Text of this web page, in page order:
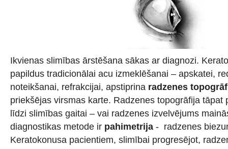
Ikvienas slimības ārstēšana sākas ar diagnozi.
papildus tradicionālai acu izmeklēšanai – apskatei,
noteikšanai, refrakcijai, apstiprina radzenes
priekšējas virsmas karte. Radzenes topogrāfija tāpat
līdzi slimības gaitai – vai radzenes izvelvējums
diagnostikas metode ir pahimetrija - radzenes
Keratokonusa pacientiem, slimībai progresējot,